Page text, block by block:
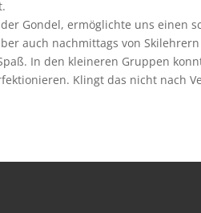
Gondel, ermöglichte uns einen
auch nachmittags von
In den kleineren Gruppen
Klingt das nicht nach